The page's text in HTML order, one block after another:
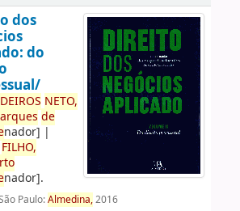
dos
do
DEIROS NETO,
de
nador] |
FILHO,
nador].
Paulo:Almedina,2016